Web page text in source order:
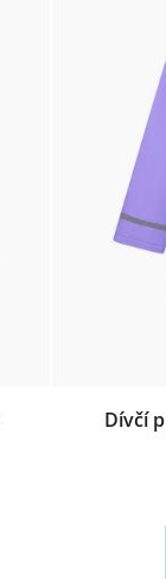
Dívčí